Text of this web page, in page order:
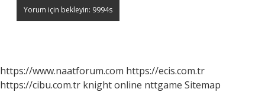
https://www.naatforum.com https://ecis.com.tr
https://cibu.com.tr knight online nttgame Sitemap